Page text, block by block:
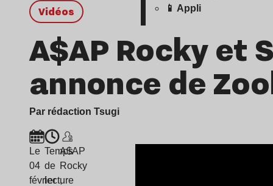
📱 Appli
Vidéos
A$AP Rocky et
annonce de
Par rédaction Tsugi
Le
04
février
Temps
de
lecture
A$AP
Rocky
,